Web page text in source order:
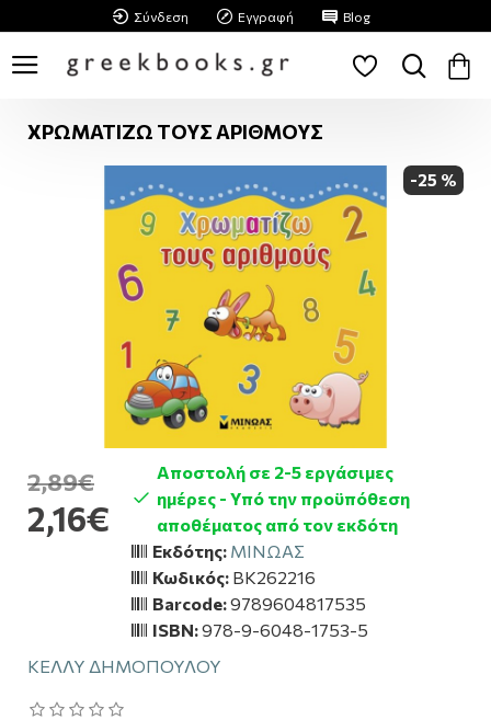
Σύνδεση Εγγραφή Blog
ΧΡΩΜΑΤΙΖΩ ΤΟΥΣ ΑΡΙΘΜΟΥΣ
-25 %
ΚΕΛΛΥ ΔΗΜΟΠΟΥΛΟΥ
2,16€
2,89€
Αποστολή σε 2-5 εργάσιμες
ημέρες - Υπό την προϋπόθεση
αποθέματος από τον εκδότη
Εκδότης: ΜΙΝΩΑΣ
Κωδικός: BK262216
Barcode:9789604817535
ISBN:978-9-6048-1753-5